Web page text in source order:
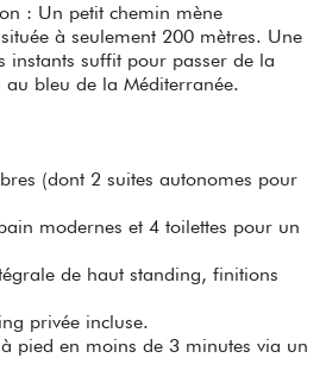
: Un petit chemin mène
à seulement 200 mètres. Une
instants suffit pour passer de la
bleu de la Méditerranée.
(dont 2 suites autonomes pour
modernes et 4 toilettes pour un
de haut standing, finitions
privée incluse.
pied en moins de 3 minutes via un